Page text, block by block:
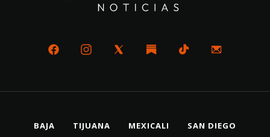
BAJA TIJUANA MEXICALI SAN DIEGO